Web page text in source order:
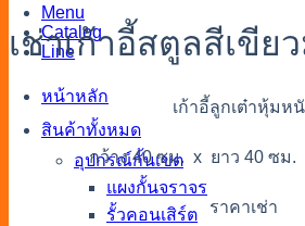
Menu
Catalog
Line
หน้าหลัก
สินค้าทั้งหมด
อุปกรณ์กั้นเขต
แผงกั้นจราจร
รั้วคอนเสิร์ต
เช่าเก้าอี้สตูลสีเขีย
เก้าอี้ลูกเต๋าหุ้มห
กว้าง 40 ซม. x ยาว 40 ซม.
ราคาเช่า